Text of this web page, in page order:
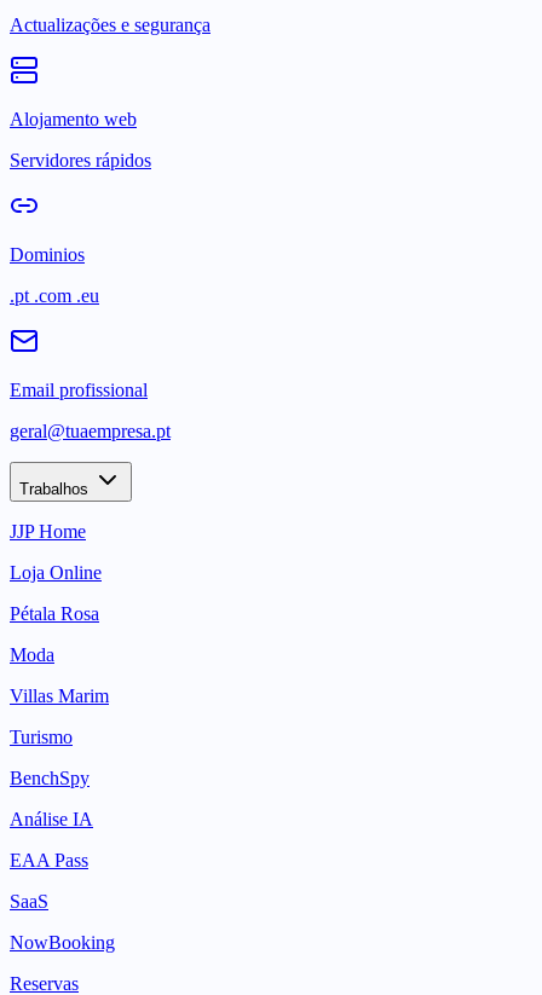
Actualizações e segurança
Alojamento web
Servidores rápidos
Dominios
.pt .com .eu
Email profissional
geral@tuaempresa.pt
Trabalhos
JJP Home
Loja Online
Pétala Rosa
Moda
Villas Marim
Turismo
BenchSpy
Análise IA
EAA Pass
SaaS
NowBooking
Reservas